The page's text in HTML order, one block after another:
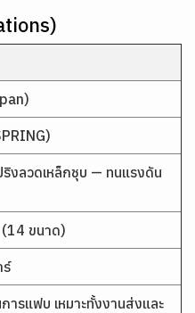
ริงลวดเหล็กชุบ — ทนแรงดัน
ขนาด)
ารแฟบ เหมาะทั้งงานส่งและ